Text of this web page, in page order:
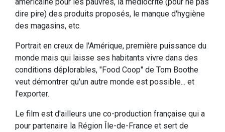
dire pire) des produits proposés, le manque d'hygiène
des magasins, etc.
Portrait en creux de l'Amérique, première puissance du
monde mais qui laisse ses habitants vivre dans des
conditions déplorables, "Food Coop" de Tom Boothe
veut démontrer qu'un autre monde est possible... et
l'exporter.
Le film est d'ailleurs une co-production française qui a
pour partenaire la Région Île-de-France et sert de